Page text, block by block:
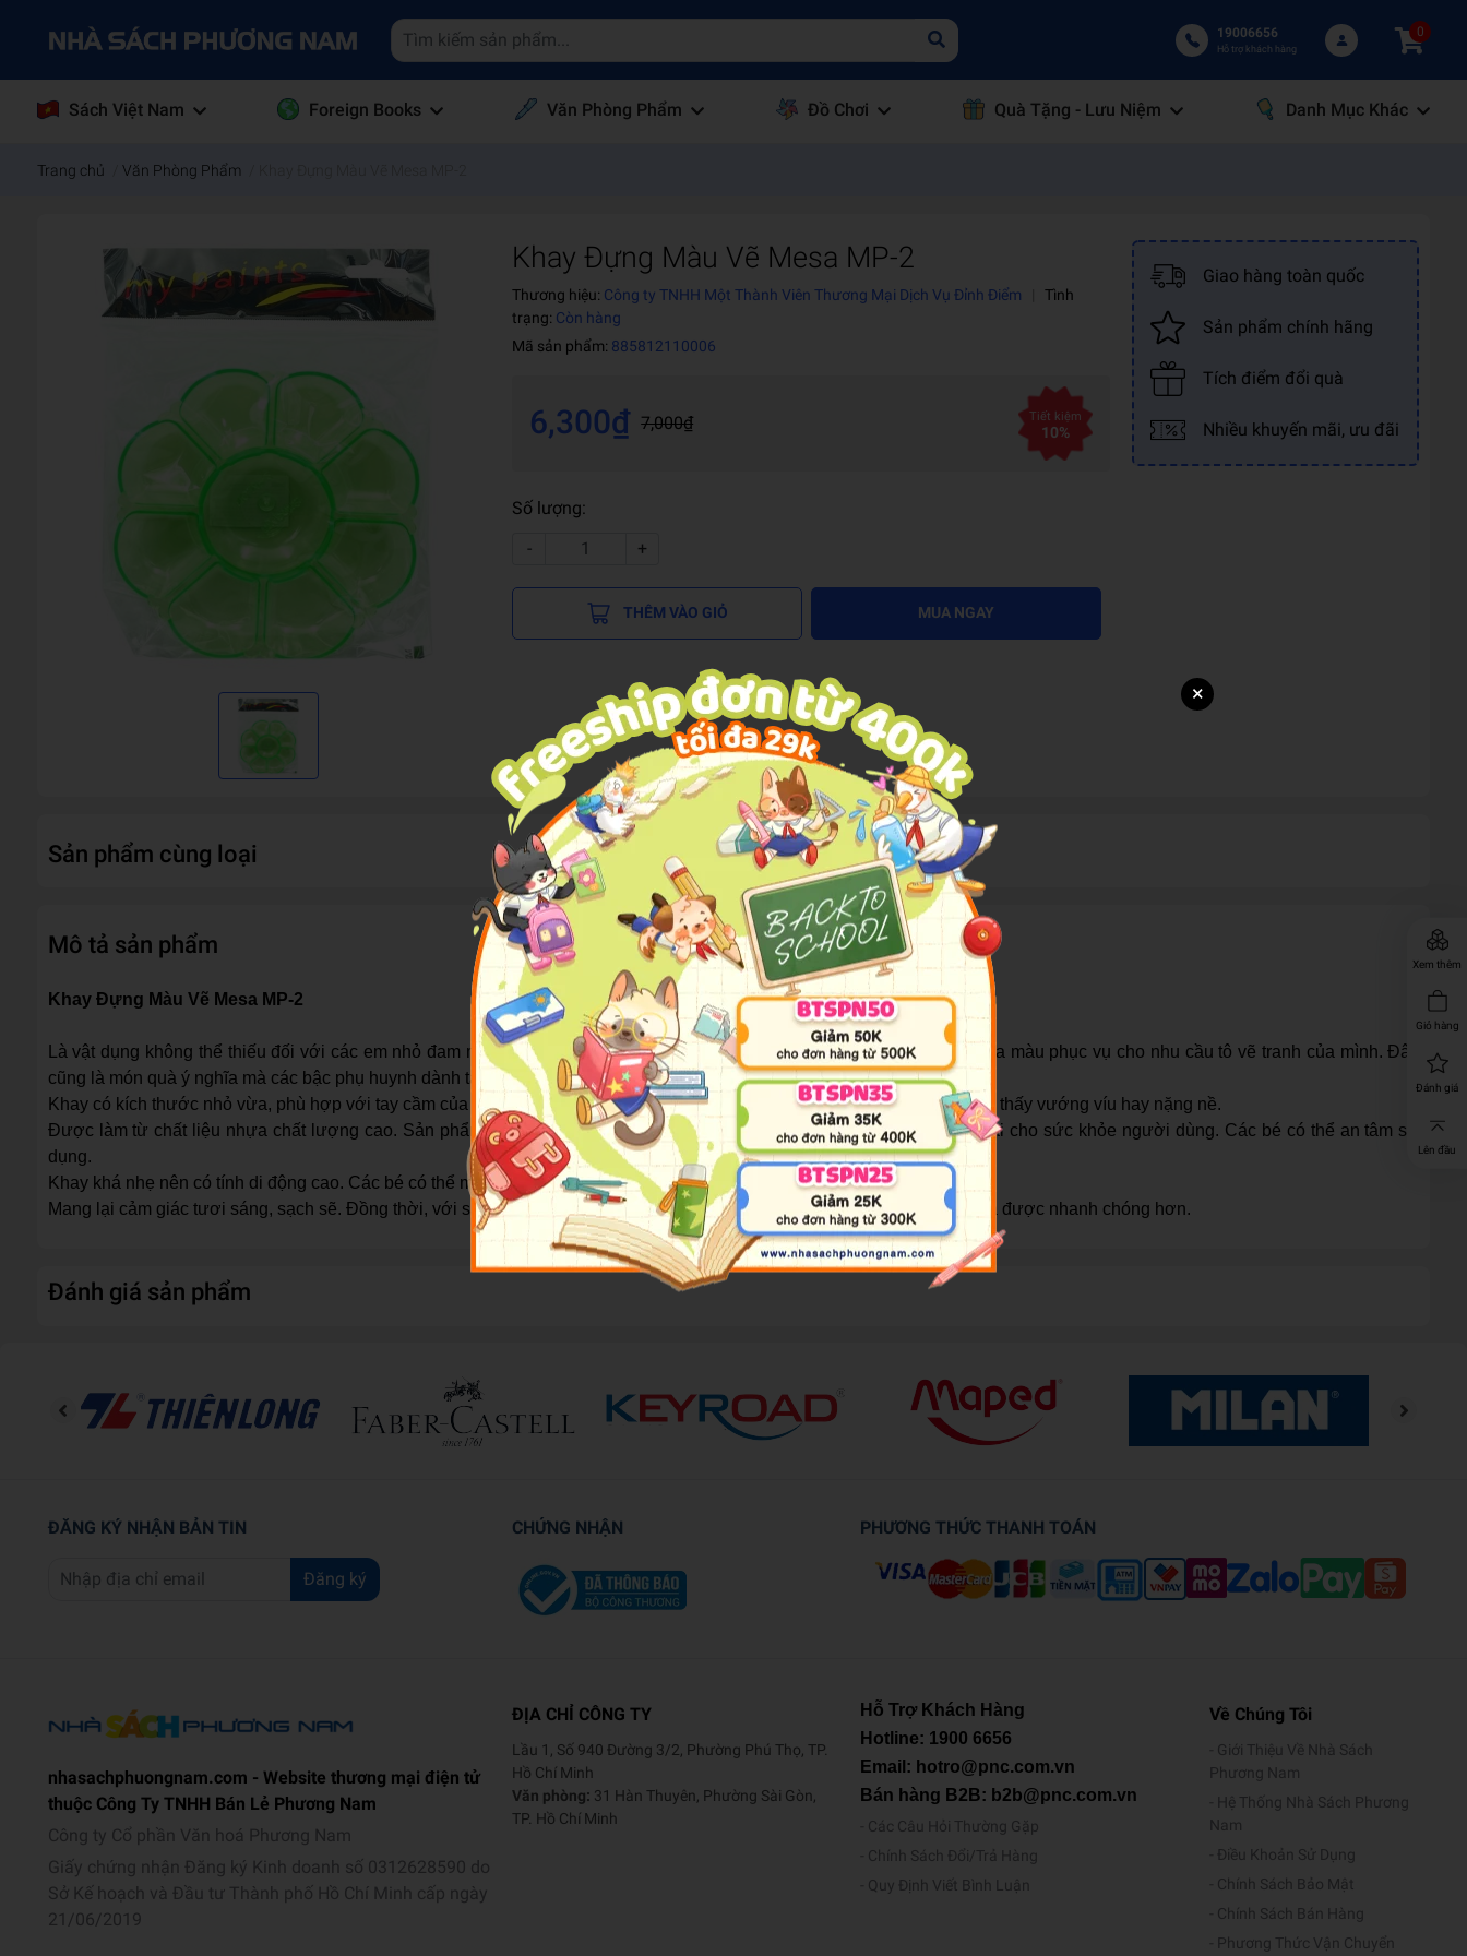
19006656
Hỗ trợ khách hàng
0
Sách Việt Nam Foreign Books Văn Phòng Phẩm Đồ Chơi Quà Tặng - Lưu Niệm Danh Mục Khác
Xem thêm
Giỏ hàng
Đánh giá
Lên đầu
Trang chủ Văn Phòng Phẩm
Khay Đựng Màu Vẽ Mesa MP-2
Thương hiệu: Công ty TNHH Một Thành Viên Thương Mại Dịch Vụ Đỉnh Điểm
Tình
trạng: Còn hàng
Mã sản phẩm: 885812110006
6,300₫ 7,000₫ Tiết kiệm
10%
Số lượng:
-
+
THÊM VÀO GIỎ MUA NGAY
Giao hàng toàn quốc
Sản phẩm chính hãng
Tích điểm đổi quà
Nhiều khuyến mãi, ưu đãi
Sản phẩm cùng loại
Mô tả sản phẩm
Khay Đựng Màu Vẽ Mesa MP-2
Là vật dụng không thể thiếu đối với các em nhỏ đam mê hội họa. Với sản phẩm này, các em có thể tha hồ đựng màu, pha màu phục vụ cho nhu cầu tô vẽ tranh của mình. Đây
cũng là món quà ý nghĩa mà các bậc phụ huynh dành tặng cho bé con của mình.
Khay có kích thước nhỏ vừa, phù hợp với tay cầm của các bé. Các bé có thể thoải mái tô màu với sản phẩm này mà không thấy vướng víu hay nặng nề.
Được làm từ chất liệu nhựa chất lượng cao. Sản phẩm được nhập khẩu từ Thái Lan không chứa các thành phần gây hại cho sức khỏe người dùng. Các bé có thể an tâm sử
dụng.
Khay khá nhẹ nên có tính di động cao. Các bé có thể mang đến lớp học một cách dễ dàng.
Mang lại cảm giác tươi sáng, sạch sẽ. Đồng thời, với sản phẩm này, bạn cũng dễ dàng nhận thấy những vết bẩn và tẩy rửa được nhanh chóng hơn.
Đánh giá sản phẩm
ĐĂNG KÝ NHẬN BẢN TIN
Đăng ký
CHỨNG NHẬN PHƯƠNG THỨC THANH TOÁN
nhasachphuongnam.com - Website thương mại điện tử
thuộc Công Ty TNHH Bán Lẻ Phương Nam
Công ty Cổ phần Văn hoá Phương Nam
Giấy chứng nhận Đăng ký Kinh doanh số 0312628590 do
Sở Kế hoạch và Đầu tư Thành phố Hồ Chí Minh cấp ngày
21/06/2019
ĐỊA CHỈ CÔNG TY
Lầu 1, Số 940 Đường 3/2, Phường Phú Thọ, TP.
Hồ Chí Minh
Văn phòng: 31 Hàn Thuyên, Phường Sài Gòn,
TP. Hồ Chí Minh
Hỗ Trợ Khách Hàng
Hotline: 1900 6656
Email: hotro@pnc.com.vn
Bán hàng B2B: b2b@pnc.com.vn
Các Câu Hỏi Thường Gặp
Chính Sách Đổi/Trả Hàng
Quy Định Viết Bình Luận
Về Chúng Tôi
Giới Thiệu Về Nhà Sách
Phương Nam
Hệ Thống Nhà Sách Phương
Nam
Điều Khoản Sử Dụng
Chính Sách Bảo Mật
Chính Sách Bán Hàng
Phương Thức Vận Chuyển
×